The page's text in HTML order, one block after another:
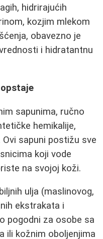
hidrirajućih
kozjim mlekom
obavezno je
i hidratantnu
sapunima, ručno
hemikalije,
sapuni postižu sve
koji vode
na svojoj koži.
ulja (maslinovog,
ekstrakata i
pogodni za osobe sa
ili kožnim oboljenjima